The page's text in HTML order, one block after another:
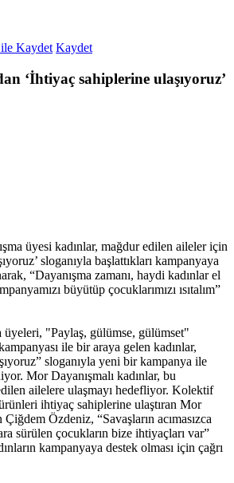
koltuğu istiyoruz!
saldırarak yaraladı
karşı ‘Eleştirel Medya Topluluğu’
Kaydet Kaydet
‘İhtiyaç sahiplerine ulaşıyoruz’
üyesi kadınlar, mağdur edilen aileler için
sloganıyla başlattıkları kampanyaya
“Dayanışma zamanı, haydi kadınlar el
büyütüp çocuklarımızı ısıtalım”
üyeleri, "Paylaş, gülümse, gülümset"
ile bir araya gelen kadınlar,
sloganıyla yeni bir kampanya ile
Mor Dayanışmalı kadınlar, bu
ailelere ulaşmayı hedefliyor. Kolektif
ihtiyaç sahiplerine ulaştıran Mor
Özdeniz, “Savaşların acımasızca
sürülen çocukların bize ihtiyaçları var”
kampanyaya destek olması için çağrı